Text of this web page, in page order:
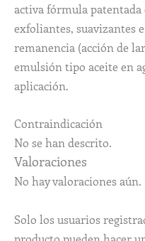
activa fórmula
exfoliantes, suavizantes
remanencia (acción de
emulsión tipo aceite en
aplicación.
Contraindicación
No se han descrito.
Valoraciones
No hay valoraciones aún.
Solo los usuarios